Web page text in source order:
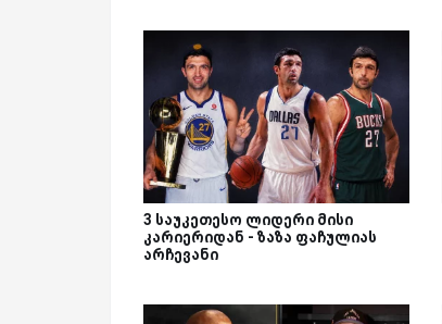
3 საუკეთესო ლიდერი მისი
კარიერიდან - ზაზა ფაჩულიას
არჩევანი